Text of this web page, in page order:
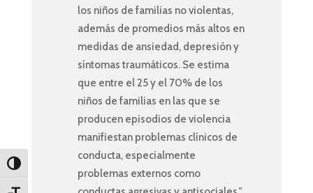
Toggle High Contrast
los niños de familias no violentas,
además de promedios más altos en
medidas de ansiedad, depresión y
síntomas traumáticos. Se estima
que entre el 25 y el 70% de los
niños de familias en las que se
producen episodios de violencia
manifiestan problemas clínicos de
conducta, especialmente
problemas externos como